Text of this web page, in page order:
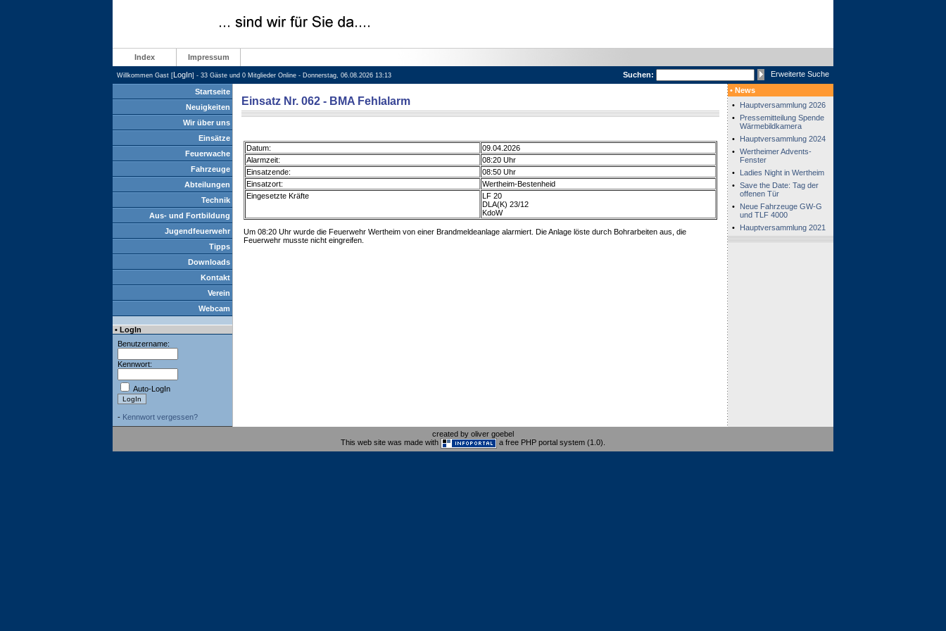
Index Impressum
Willkommen Gast [LogIn] - 33 Gäste und 0 Mitglieder Online - Donnerstag, 06.08.2026 13:13 Suchen: Erweiterte Suche
Startseite
Neuigkeiten
Wir über uns
Einsätze
Feuerwache
Fahrzeuge
Abteilungen
Technik
Aus- und Fortbildung
Jugendfeuerwehr
Tipps
Downloads
Kontakt
Verein
Webcam
• LogIn
Benutzername:
Kennwort:
Auto-LogIn
- Kennwort vergessen?
Einsatz Nr. 062 - BMA Fehlalarm
Datum:
09.04.2026
Alarmzeit:
08:20 Uhr
Einsatzende:
08:50 Uhr
Einsatzort:
Wertheim-Bestenheid
Eingesetzte Kräfte
LF 20
DLA(K) 23/12
KdoW
Um 08:20 Uhr wurde die Feuerwehr Wertheim von einer Brandmeldeanlage alarmiert. Die Anlage löste durch Bohrarbeiten aus, die
Feuerwehr musste nicht eingreifen.
• News
•
Hauptversammlung 2026
•
Pressemitteilung Spende
Wärmebildkamera
•
Hauptversammlung 2024
• Wertheimer Advents-
Fenster
•
Ladies Night in Wertheim
• Save the Date: Tag der
offenen Tür
•
Neue Fahrzeuge GW-G
und TLF 4000
•
Hauptversammlung 2021
created by oliver goebel
This web site was made with
a free PHP portal system (1.0).